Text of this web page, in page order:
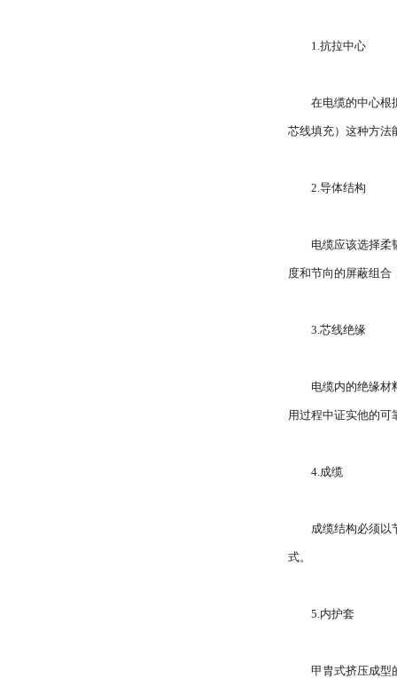
1.抗拉中心
在电缆的中心根
芯线填充）这种方法
2.导体结构
电缆应该选择柔
度和节向的屏蔽组合
3.芯线绝缘
电缆内的绝缘材
用过程中证实他的可
4.成缆
成缆结构必须以
式。
5.内护套
甲胄式挤压成型